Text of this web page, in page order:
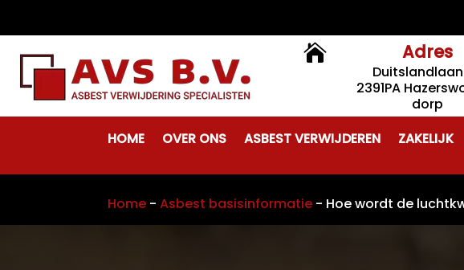
 Adres
2391PA
dorp
HOME OVER ONS ASBEST VERWIJDEREN ZAKELIJK
Home -Asbest basisinformatie - Hoe wordt de